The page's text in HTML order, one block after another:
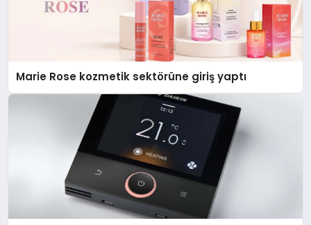
Marie Rose kozmetik sektörüne giriş yaptı